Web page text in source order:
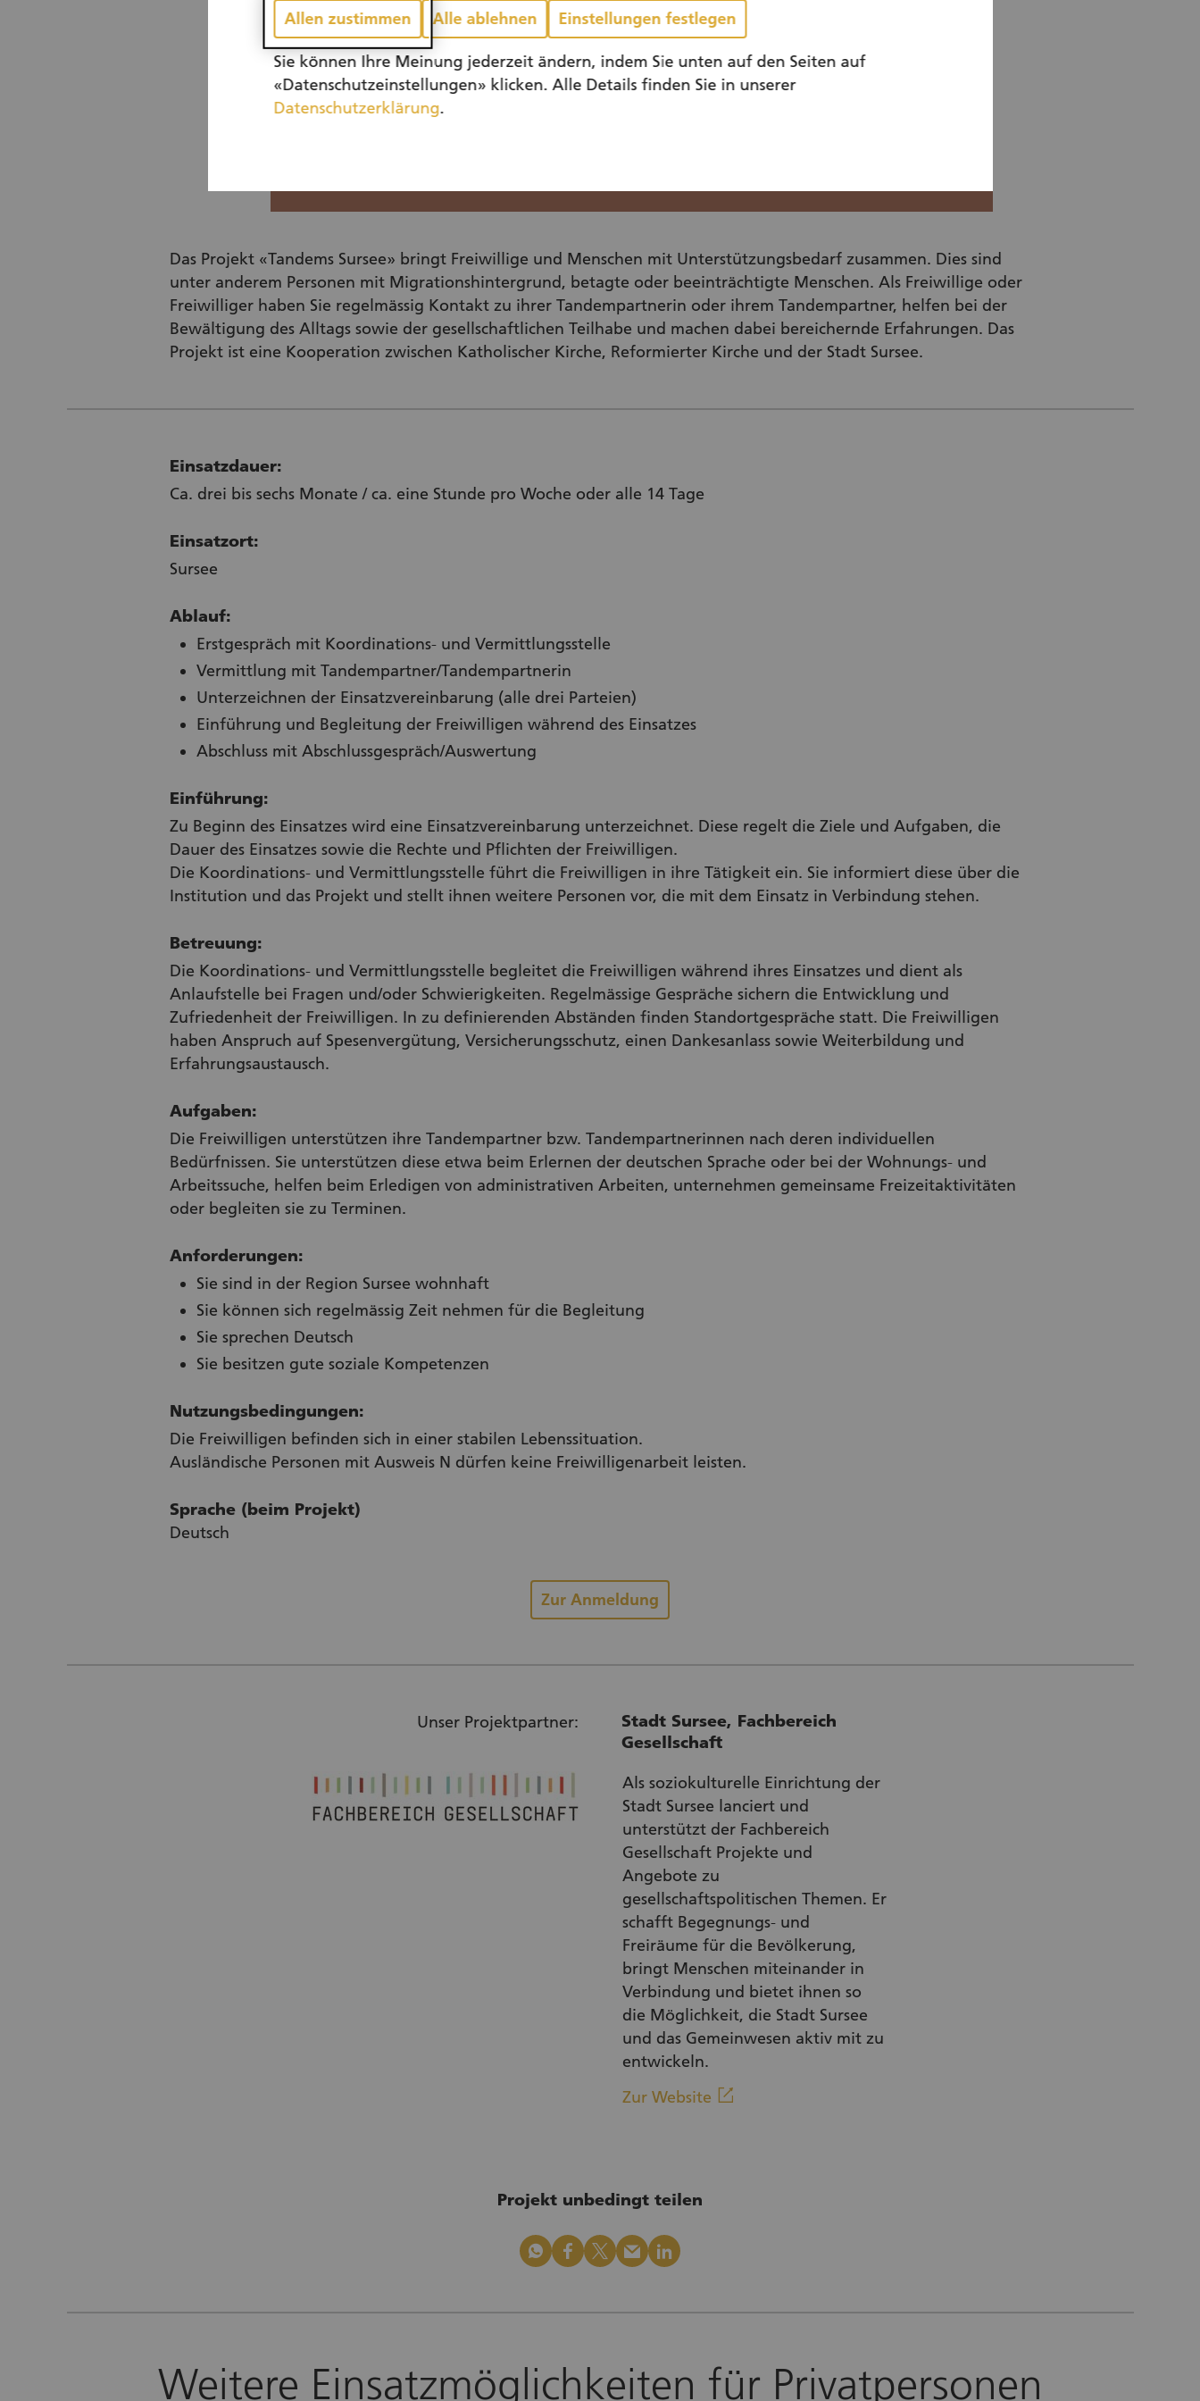
Das Projekt «Tandems Sursee» bringt Freiwillige und Menschen mit Unterstützungsbedarf zusammen. Dies sind
unter anderem Personen mit Migrationshintergrund, betagte oder beeinträchtigte Menschen. Als Freiwillige oder
Freiwilliger haben Sie regelmässig Kontakt zu ihrer Tandempartnerin oder ihrem Tandempartner, helfen bei der
Bewältigung des Alltags sowie der gesellschaftlichen Teilhabe und machen dabei bereichernde Erfahrungen. Das
Projekt ist eine Kooperation zwischen Katholischer Kirche, Reformierter Kirche und der Stadt Sursee.
Einsatzdauer:
Ca. drei bis sechs Monate / ca. eine Stunde pro Woche oder alle 14 Tage
Einsatzort:
Sursee
Ablauf:
Erstgespräch mit Koordinations- und Vermittlungsstelle
Vermittlung mit Tandempartner/Tandempartnerin
Unterzeichnen der Einsatzvereinbarung (alle drei Parteien)
Einführung und Begleitung der Freiwilligen während des Einsatzes
Abschluss mit Abschlussgespräch/Auswertung
Einführung:
Zu Beginn des Einsatzes wird eine Einsatzvereinbarung unterzeichnet. Diese regelt die Ziele und Aufgaben, die
Dauer des Einsatzes sowie die Rechte und Pflichten der Freiwilligen.
Die Koordinations- und Vermittlungsstelle führt die Freiwilligen in ihre Tätigkeit ein. Sie informiert diese über die
Institution und das Projekt und stellt ihnen weitere Personen vor, die mit dem Einsatz in Verbindung stehen.
Betreuung:
Die Koordinations- und Vermittlungsstelle begleitet die Freiwilligen während ihres Einsatzes und dient als
Anlaufstelle bei Fragen und/oder Schwierigkeiten. Regelmässige Gespräche sichern die Entwicklung und
Zufriedenheit der Freiwilligen. In zu definierenden Abständen finden Standortgespräche statt. Die Freiwilligen
haben Anspruch auf Spesenvergütung, Versicherungsschutz, einen Dankesanlass sowie Weiterbildung und
Erfahrungsaustausch.
Aufgaben:
Die Freiwilligen unterstützen ihre Tandempartner bzw. Tandempartnerinnen nach deren individuellen
Bedürfnissen. Sie unterstützen diese etwa beim Erlernen der deutschen Sprache oder bei der Wohnungs- und
Arbeitssuche, helfen beim Erledigen von administrativen Arbeiten, unternehmen gemeinsame Freizeitaktivitäten
oder begleiten sie zu Terminen.
Anforderungen:
Sie sind in der Region Sursee wohnhaft
Sie können sich regelmässig Zeit nehmen für die Begleitung
Sie sprechen Deutsch
Sie besitzen gute soziale Kompetenzen
Nutzungsbedingungen:
Die Freiwilligen befinden sich in einer stabilen Lebenssituation.
Ausländische Personen mit Ausweis N dürfen keine Freiwilligenarbeit leisten.
Sprache (beim Projekt)
Deutsch
Zur Anmeldung
Unser Projektpartner:
Stadt Sursee, Fachbereich
Gesellschaft
Als soziokulturelle Einrichtung der
Stadt Sursee lanciert und
unterstützt der Fachbereich
Gesellschaft Projekte und
Angebote zu
gesellschaftspolitischen Themen. Er
schafft Begegnungs- und
Freiräume für die Bevölkerung,
bringt Menschen miteinander in
Verbindung und bietet ihnen so
die Möglichkeit, die Stadt Sursee
und das Gemeinwesen aktiv mit zu
entwickeln.
Zur Website linkout
Projekt unbedingt teilen
whatsapp facebook x_logo mail linkedin
Weitere Einsatzmöglichkeiten für Privatpersonen
Allen zustimmen Alle ablehnen Einstellungen festlegen
Sie können Ihre Meinung jederzeit ändern, indem Sie unten auf den Seiten auf
«Datenschutzeinstellungen» klicken. Alle Details finden Sie in unserer
Datenschutzerklärung.